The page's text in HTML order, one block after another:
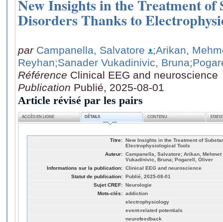
New Insights in the Treatment of
Disorders Thanks to
par Campanella, Salvatore
;Arikan,
Reyhan;Sanader Vukadinivic, Bruna
Référence Clinical EEG and neuroscience
Publication Publié, 2025-08-01
Article révisé par les pairs
ACCÈS EN LIGNE DÉTAILS CONTENU
Titre: New Insights in the Treatment of
Electrophysiological Tools
Auteur: Campanella, Salvatore; Arikan,
Vukadinivic, Bruna; Pogarell, Oliver
Informations sur la publication: Clinical EEG and neuroscience
Statut de publication: Publié, 2025-08-01
Sujet CREF: Neurologie
Mots-clés: addiction
electrophysiology
event-related potentials
neurofeedback